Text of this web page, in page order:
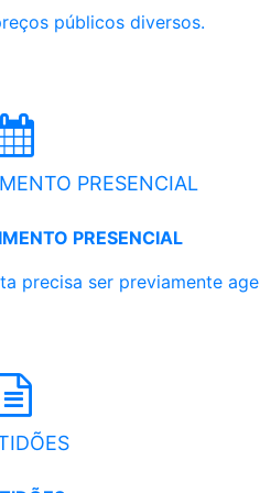
públicos diversos.
PRESENCIAL
PRESENCIAL
precisa ser previamente